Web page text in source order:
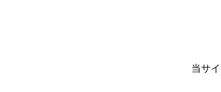
当サ